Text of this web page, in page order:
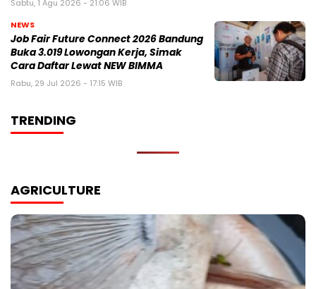
Sabtu, 1 Agu 2026 - 21:06 WIB
NEWS
Job Fair Future Connect 2026 Bandung
Buka 3.019 Lowongan Kerja, Simak
Cara Daftar Lewat NEW BIMMA
Rabu, 29 Jul 2026 - 17:15 WIB
TRENDING
AGRICULTURE